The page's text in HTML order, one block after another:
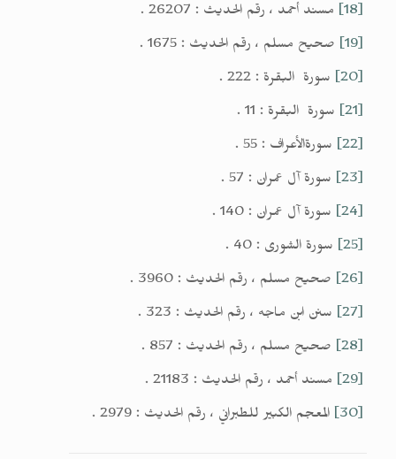
[18]
مسند أحمد ، رقم الحديث : 26207 .
[19]
صحيح مسلم ، رقم الحديث : 1675 .
[20]
سورة البقرة : 222 .
[21]
سورة البقرة : 11 .
[22]
سورةالأعراف : 55 .
[23]
سورة آل عمران : 57 .
[24]
سورة آل عمران : 140 .
[25]
سورة الشورى : 40 .
[26]
صحيح مسلم ، رقم الحديث : 3960 .
[27]
سنن ابن ماجه ، رقم الحديث : 323 .
[28]
صحيح مسلم ، رقم الحديث : 857 .
[29]
مسند أحمد ، رقم الحديث : 21183 .
[30]
المعجم الكبير للطبراني ، رقم الحديث : 2979 .